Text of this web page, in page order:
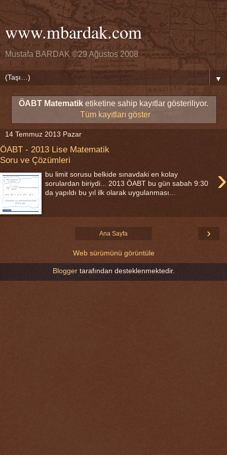
www.mbardak.com
Mustafa BARDAK ©29 Ağustos 2008
▼
ÖABT Matematik etiketine sahip kayıtlar gösteriliyor.
Tüm kayıtları göster
14 Temmuz 2013 Pazar
ÖABT - 2013 Lise Matematik
Soru ve Çözümleri
›
bu limit sorusu belkide sınavdaki en kolay
sorulardan biriydi... 2013 ÖABT bu gün sabah 9:30
da yapıldı bu yıl ilk olarak uygulanması...
›
Ana Sayfa
Web sürümünü görüntüle
Bloggertarafından desteklenmektedir.